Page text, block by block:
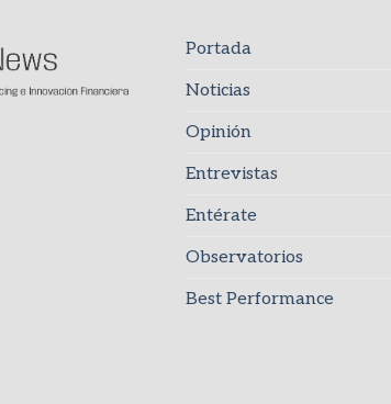
Portada
Noticias
Opinión
Entrevistas
Entérate
Observatorios
Best Performance